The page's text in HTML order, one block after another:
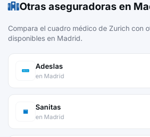
Otras aseguradoras en
Compara el cuadro médico de Zurich con
disponibles en Madrid.
Adeslas
en Madrid
Sanitas
en Madrid